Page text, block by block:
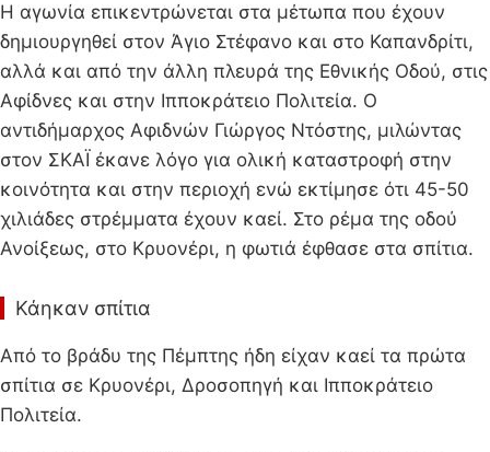
Η αγωνία επικεντρώνεται στα μέτωπα που έχουν
δημιουργηθεί στον Άγιο Στέφανο και στο Καπανδρίτι,
αλλά και από την άλλη πλευρά της Εθνικής Οδού, στις
Αφίδνες και στην Ιπποκράτειο Πολιτεία. Ο
αντιδήμαρχος Αφιδνών Γιώργος Ντόστης, μιλώντας
στον ΣΚΑΪ έκανε λόγο για ολική καταστροφή στην
κοινότητα και στην περιοχή ενώ εκτίμησε ότι 45-50
χιλιάδες στρέμματα έχουν καεί. Στο ρέμα της οδού
Ανοίξεως, στο Κρυονέρι, η φωτιά έφθασε στα σπίτια.
Κάηκαν σπίτια
Από το βράδυ της Πέμπτης ήδη είχαν καεί τα πρώτα
σπίτια σε Κρυονέρι, Δροσοπηγή και Ιπποκράτειο
Πολιτεία.